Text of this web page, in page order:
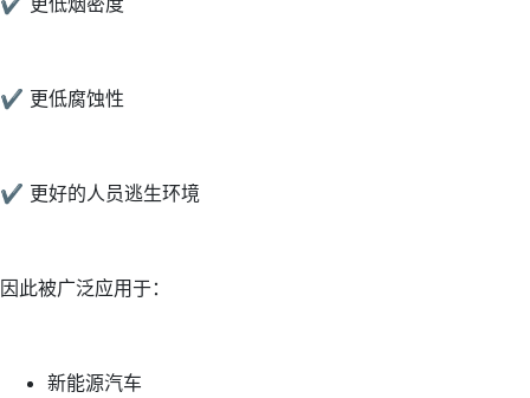
✔ 更低腐蚀性
✔ 更好的人员逃生环境
因此被广泛应用于：
新能源汽车